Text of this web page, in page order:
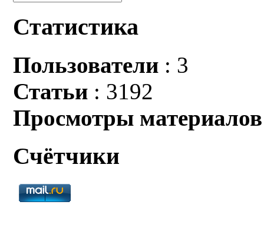
Статистика
Пользователи : 3
Статьи : 3192
Просмотры материалов
Счётчики